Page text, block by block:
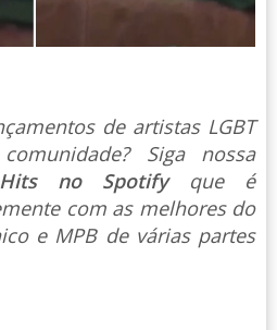
de artistas LGBT
Siga nossa
Hits no Spotify que é
com as melhores do
e MPB de várias partes